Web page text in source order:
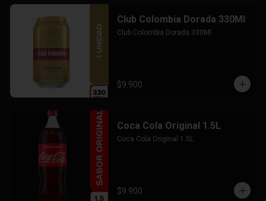
Club Colombia Dorada 330Ml
Club Colombia Dorada 330Ml
$9.900
Coca Cola Original 1.5L
Coca Cola Original 1.5L
$9.900